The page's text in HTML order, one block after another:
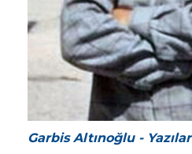
Garbis Altınoğlu - Yazılar